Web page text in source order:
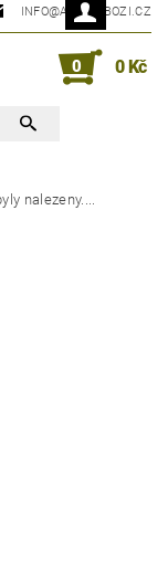
INFO@ARMYZBOZI.CZ
0 0 Kč
nalezeny....